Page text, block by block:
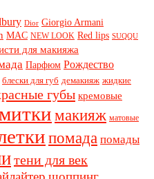
Dior Giorgio Armani
MAC NEW LOOK Red lips SUQQU
для макияжа
Парфюм Рождество
блески для губ демакияж жидкие
губы кремовые
макияж матовые
помада помады
тени для век